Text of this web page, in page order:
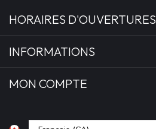
HORAIRES D'OUVERTURES
INFORMATIONS
MON COMPTE